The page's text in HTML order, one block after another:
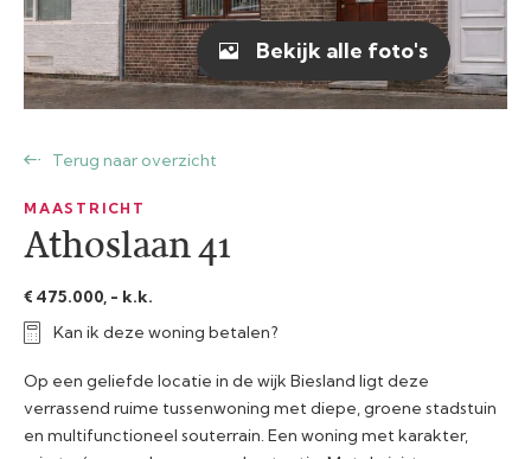
Terug naar overzicht
MAASTRICHT
Athoslaan 41
€ 475.000, - k.k.
Kan ik deze woning betalen?
Op een geliefde locatie in de wijk Biesland ligt deze
verrassend ruime tussenwoning met diepe, groene stadstuin
en multifunctioneel souterrain. Een woning met karakter,
Bekijk alle foto's